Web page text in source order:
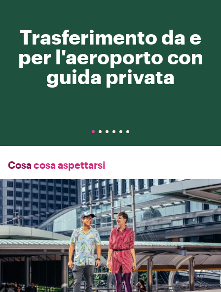
Trasferimento da e
per l'aeroporto con
guida privata
Cosa cosa aspettarsi